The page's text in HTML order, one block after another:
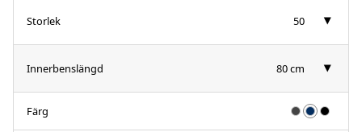
Storlek 50
Innerbenslängd 80 cm
Färg